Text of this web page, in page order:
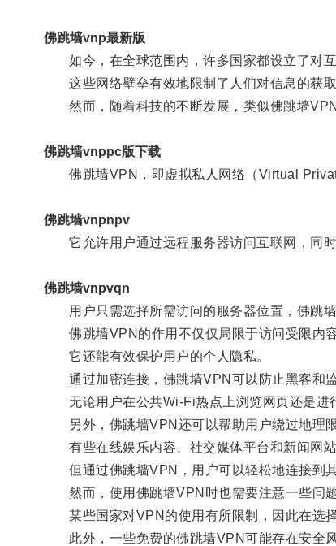
佛跳墙vnp最新版
如今，在全球范围内，许多国家都设立了对互
这些网络壁垒有效地限制了人们对信息的获取
然而，随着科技的不断发展，类似佛跳墙VPN
佛跳墙vnppc版下载
佛跳墙VPN，即虚拟私人网络（Virtual
佛跳墙vnpnpv
它允许用户通过远程服务器访问互联网，同时
佛跳墙vnpvqn
用户只需选择所需访问的服务器位置，佛跳墙
佛跳墙VPN的作用不仅仅局限于访问受限内容
它还能有效保护用户的个人隐私。
通过加密连接，佛跳墙VPN可以防止黑客和监
无论用户在公共Wi-Fi热点上浏览网页还是进
另外，佛跳墙VPN还可以帮助用户绕过地理限
有些在线娱乐内容、社交媒体平台和新闻网站
但通过佛跳墙VPN，用户可以轻松地连接到其
然而，使用佛跳墙VPN时也需要注意一些问题
某些国家对VPN的使用有所限制，因此在选择
此外，一些免费的佛跳墙VPN可能存在安全